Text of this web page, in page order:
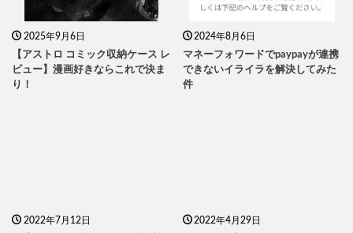
2025年9月6日
【アストロ コミック収納ケース レ
ビュー】漫画好きならこれで決ま
り！
2024年8月6日
マネーフォワードでpaypayが連携
できないイライラを解決してみた
件
2022年7月12日 2022年4月29日